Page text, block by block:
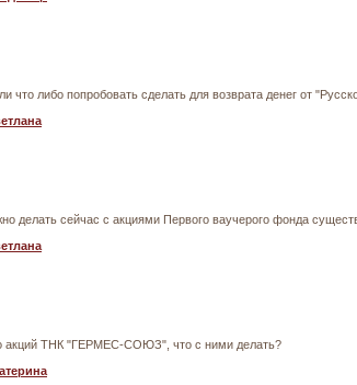
что либо попробовать сделать для возврата денег от
делать сейчас с акциями Первого ваучерого фонда
акций ТНК "ГЕРМЕС-СОЮЗ", что с ними делать?